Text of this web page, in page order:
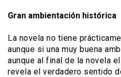
Gran ambientación histórica
La novela no tiene
aunque si una muy buena
aunque al final de la novela
revela el verdadero sentido